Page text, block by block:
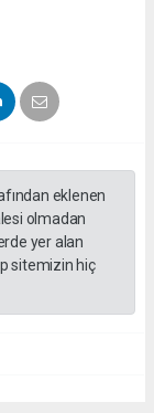
eklenen
olmadan
yer alan
sitemizin hiç